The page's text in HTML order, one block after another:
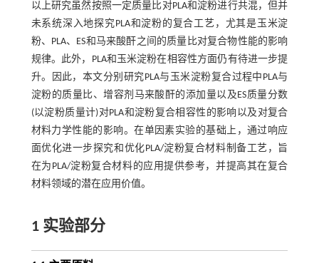
以上研究虽然按照一定质量比对PLA和淀粉进行共混，但并
未系统深入地探究PLA和淀粉的复合工艺，尤其是玉米淀
粉、PLA、ES和马来酸酐之间的质量比对复合物性能的影响
规律。此外，PLA和玉米淀粉在相容性方面仍有待进一步提
升。因此，本文分别研究PLA与玉米淀粉复合过程中PLA与
淀粉的质量比、增容剂马来酸酐的添加量以及ES质量分数
(以淀粉质量计)对PLA和淀粉复合相容性的影响以及对复合
材料力学性能的影响。在单因素实验的基础上，通过响应
面优化进一步探究和优化PLA/淀粉复合材料制备工艺，旨
在为PLA/淀粉复合材料的应用提供参考，并提高其在复合
材料领域的潜在应用价值。
1 实验部分